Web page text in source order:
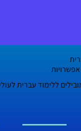
ללימוד עברית